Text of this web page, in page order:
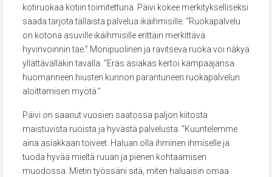
kotiruokaa kotiin toimitettuna. Päivi kokee merkitykselliseksi
saada tarjota tällaista palvelua ikäihmisille. “Ruokapalvelu
on kotona asuville ikäihmisille erittäin merkittävä
hyvinvoinnin tae.” Monipuolinen ja ravitseva ruoka voi näkyä
yllättävälläkin tavalla. “Eräs asiakas kertoi kampaajansa
huomanneen hiusten kunnon parantuneen ruokapalvelun
aloittamisen myötä.”
Päivi on saanut vuosien saatossa paljon kiitosta
maistuvista ruoista ja hyvästä palvelusta. “Kuuntelemme
aina asiakkaan toiveet. Haluan olla ihminen ihmiselle ja
tuoda hyvää mieltä ruuan ja pienen kohtaamisen
muodossa. Mietin työssäni sitä, miten haluaisin omaa